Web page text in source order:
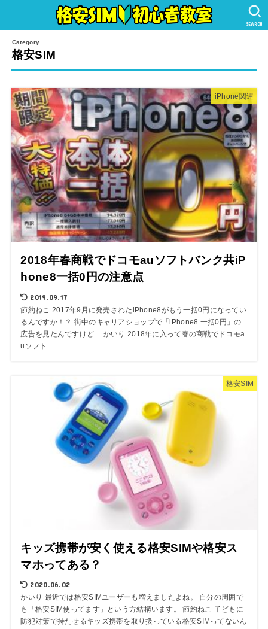
SEARCH
格安SIM
iPhone関連
2018年春商戦でドコモauソフトバンク共iP
hone8一括0円の注意点
2019.09.17
節約ねこ 2017年9月に発売されたiPhone8がもう一括0円になってい
るんですか！？ 街中のキャリアショップで「iPhone8 一括0円」の
広告を見たんですけど… かいり 2018年に入って春の商戦でドコモa
uソフト...
格安SIM
キッズ携帯が安く使える格安SIMや格安ス
マホってある？
2020.06.02
かいり 最近では格安SIMユーザーも増えましたよね。 自分の周囲で
も「格安SIM使ってます」という方結構います。 節約ねこ 子どもに
防犯対策で持たせるキッズ携帯を取り扱っている格安SIMってないん